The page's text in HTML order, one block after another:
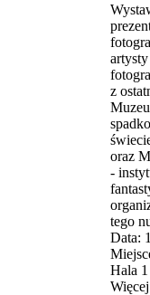
z
oraz
-
tego
Data:
Hala 1